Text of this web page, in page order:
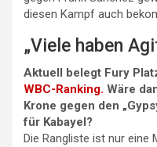
diesen Kampf auch
„Viele haben
Aktuell belegt Fury
WBC-Ranking. Wäre
Krone gegen den
für Kabayel?
Die Rangliste ist nur eine